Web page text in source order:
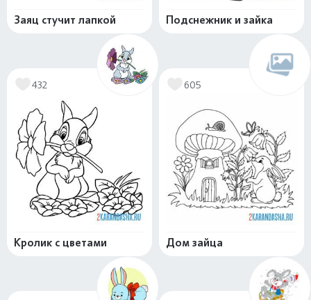
Заяц стучит лапкой Подснежник и зайка
432
Кролик с цветами
605
Дом зайца